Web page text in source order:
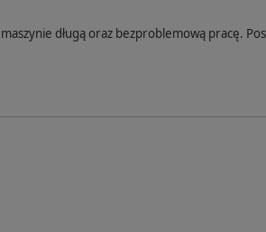
długą oraz bezproblemową pracę.